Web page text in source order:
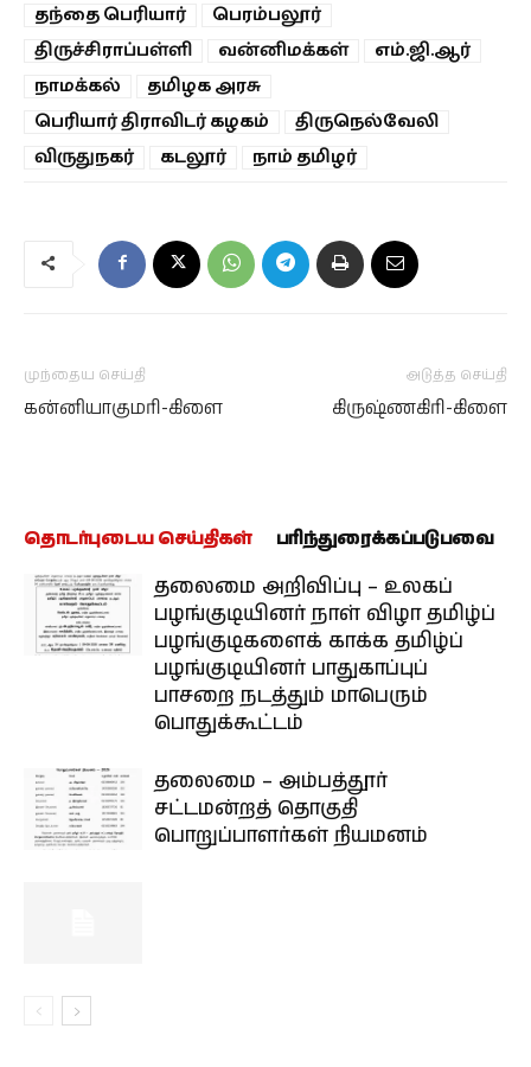
தந்தை பெரியார்
பெரம்பலூர்
திருச்சிராப்பள்ளி
வன்னிமக்கள்
எம்.ஜி.ஆர்
நாமக்கல்
தமிழக அரசு
பெரியார் திராவிடர் கழகம்
திருநெல்வேலி
விருதுநகர்
கடலூர் நாம் தமிழர்
முந்தைய செய்தி
கன்னியாகுமரி-கிளை
அடுத்த செய்தி
கிருஷ்ணகிரி-கிளை
தொடர்புடைய செய்திகள் பரிந்துரைக்கப்படுபவை
தலைமை அறிவிப்பு – உலகப்
பழங்குடியினர் நாள் விழா தமிழ்ப்
பழங்குடிகளைக் காக்க தமிழ்ப்
பழங்குடியினர் பாதுகாப்புப்
பாசறை நடத்தும் மாபெரும்
பொதுக்கூட்டம்
தலைமை – அம்பத்தூர்
சட்டமன்றத் தொகுதி
பொறுப்பாளர்கள் நியமனம்